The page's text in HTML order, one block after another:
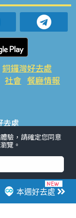
本週好去處
銅鑼灣好去處
社會 餐廳情報
去處
旺角好去處 社會
群熱話
#限時搶
#著數
驗，請確定您同意
覽。